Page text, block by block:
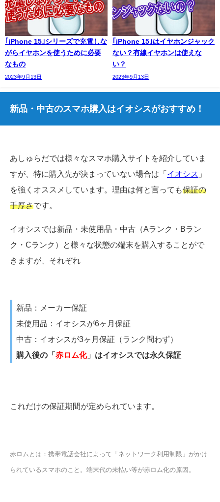
｢iPhone 15｣シリーズで充電しな
がらイヤホンを使うために必要
なもの
2023年9月13日
｢iPhone 15｣はイヤホンジャック
ない？有線イヤホンは使えな
い？
2023年9月13日
新品・中古のスマホ購入はイオシスがおすすめ！
あしゅらだでは様々なスマホ購入サイトを紹介していま
すが、特に購入先が決まっていない場合は「 イオシス 」
を強くオススメしています。理由は何と言っても保証の
手厚さです。
イオシスでは新品・未使用品・中古（Aランク・Bラン
ク・Cランク）と様々な状態の端末を購入することがで
きますが、それぞれ
新品：メーカー保証
未使用品：イオシスが6ヶ月保証
中古：イオシスが3ヶ月保証（ランク問わず）
購入後の「 赤ロム化」はイオシスでは永久保証
これだけの保証期間が定められています。
赤ロムとは：携帯電話会社によって「ネットワーク利用制限」がかけ
られているスマホのこと。端末代の未払い等が赤ロム化の原因。